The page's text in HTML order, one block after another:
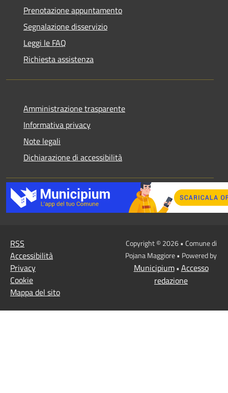
Prenotazione appuntamento
Segnalazione disservizio
Leggi le FAQ
Richiesta assistenza
Amministrazione trasparente
Informativa privacy
Note legali
Dichiarazione di accessibilità
RSS
Accessibilità
Privacy
Cookie
Mappa del sito
Copyright © 2026 • Comune di
Pojana Maggiore • Powered by
Municipium• Accesso
redazione